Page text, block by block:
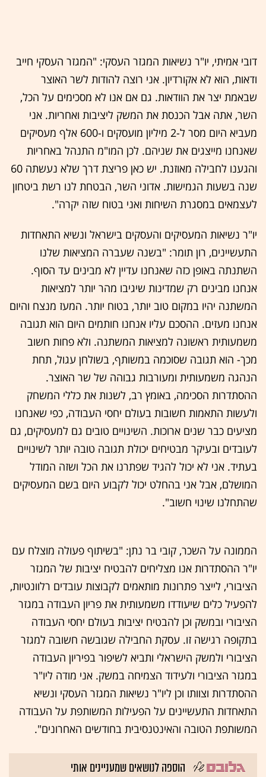
דובי אמיתי, יו"ר נשיאות המגזר העסקי: "המגזר העסקי חייב
ודאות, הוא לא אקורדיון. אני רוצה להודות לשר האוצר
שבאמת יצר את הוודאות. גם אם אנו לא מסכימים על הכל,
השר, אתה אבל הכנסת את המשק ליציבות ואחריות. אני
מעביא היום מסר ל-2 מיליון מועסקים ו-600 אלף מעסיקים
שאנחנו מייצגים את שניהם. לכן המו"מ התנהל באחריות
והגענו לחבילה מאוזנת. יש כאן פריצת דרך שלא נעשתה 60
שנה בשעות הגמישות. אדוני השר, הבטחת לנו רשת ביטחון
לעצמאים במסגרת השיחות ואני בטוח שזה יקרה".
יו"ר נשיאות המעסיקים והעסקים בישראל ונשיא התאחדות
התעשיינים, רון תומר: "בשנה שעברה המציאות שלנו
השתנתה באופן כזה שאנחנו עדיין לא מבינים עד הסוף.
אנחנו מבינים רק שמדינות שיגיבו מהר יותר למציאות
המשתנה יהיו במקום טוב יותר, בטוח יותר. המעז מנצח והיום
אנחנו מעזים. ההסכם עליו אנחנו חותמים היום הוא תגובה
משמעותית ראשונה למציאות המשתנה. ולא פחות חשוב
מכך- הוא תגובה שסוכמה במשותף, בשולחן עגול, תחת
הנהגה משמעותית ומעורבות גבוהה של שר האוצר.
ההסתדרות הסכימה, באומץ רב, לשנות את כללי המשחק
ולעשות התאמות חשובות בעולם יחסי העבודה, כפי שאנחנו
מציעים כבר שנים ארוכות. השינויים טובים גם למעסיקים, גם
לעובדים ובעיקר מבטיחים יכולת תגובה טובה יותר לשינויים
בעתיד. אני לא יכול להגיד שפתרנו את הכל ושזה המודל
המושלם, אבל אני בהחלט יכול לקבוע היום בשם המעסיקים
שהתחלנו שינוי חשוב".
הממונה על השכר, קובי בר נתן: "בשיתוף פעולה מוצלח עם
יו"ר ההסתדרות אנו מצליחים להבטיח יציבות של המגזר
הציבורי, לייצר פתרונות מותאמים לקבוצות עובדים רלוונטיות,
להפעיל כלים שיעודדו משמעותית את פריון העבודה במגזר
הציבורי ובמשק וכן להבטיח יציבות בעולם יחסי העבודה
בתקופה רגישה זו. עסקת החבילה שגובשה חשובה למגזר
הציבורי ולמשק הישראלי ותביא לשיפור בפיריון העבודה
במגזר הציבורי ולעידוד הצמיחה במשק. אני מודה ליו"ר
ההסתדרות וצוותו וכן ליו"ר נשיאות המגזר העסקי ונשיא
התאחדות התעשיינים על הפעילות המשותפת על העבודה
המשותפת הטובה והאינטנסיבית בחודשים האחרונים".
הוספה לנושאים שמעניינים אותי